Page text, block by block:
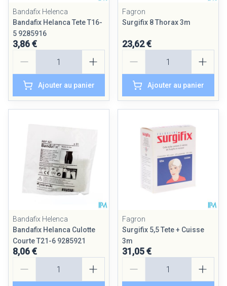
Bandafix Helenca
Bandafix Helanca Tete T16-
5 9285916
3,86 €
Ajouter au panier
Fagron
Surgifix 8 Thorax 3m
23,62 €
Ajouter au panier
Bandafix Helenca
Bandafix Helanca Culotte
Courte T21-6 9285921
8,06 €
Fagron
Surgifix 5,5 Tete + Cuisse
3m
31,05 €